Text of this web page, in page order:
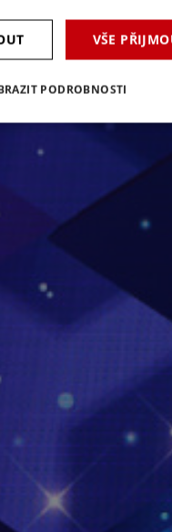
VŠE
PODROBNOSTI